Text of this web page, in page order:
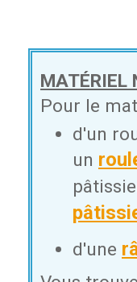
MATÉRIEL
Pour le
d'un
un
d'une